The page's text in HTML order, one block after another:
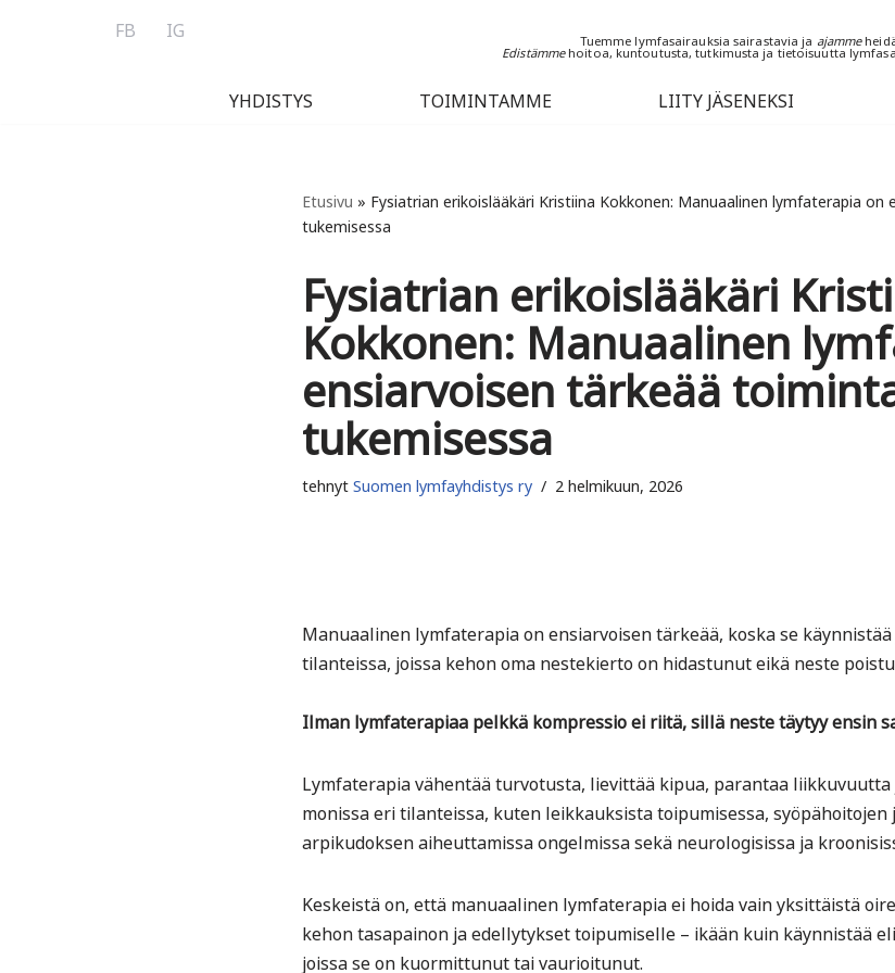
FB IG Tuemme lymfasairauksia sairastavia ja ajamme
Edistämmehoitoa, kuntoutusta, tutkimusta ja tietoisuutta
YHDISTYS TOIMINTAMME LIITY JÄSENEKSI
Etusivu » Fysiatrian erikoislääkäri Kristiina Kokkonen: Manuaalinen lymfaterapia
tukemisessa
Fysiatrian erikoislääkäri
Kokkonen: Manuaalinen
ensiarvoisen tärkeää
tukemisessa
tehnyt Suomen lymfayhdistys ry 2 helmikuun, 2026
Manuaalinen lymfaterapia on ensiarvoisen tärkeää, koska se
tilanteissa, joissa kehon oma nestekierto on hidastunut eikä neste
Ilman lymfaterapiaa pelkkä kompressio ei riitä, sillä neste täytyy ensin
Lymfaterapia vähentää turvotusta, lievittää kipua, parantaa
monissa eri tilanteissa, kuten leikkauksista toipumisessa,
arpikudoksen aiheuttamissa ongelmissa sekä neurologisissa ja
Keskeistä on, että manuaalinen lymfaterapia ei hoida vain yksittäistä
kehon tasapainon ja edellytykset toipumiselle – ikään kuin käynnistää
joissa se on kuormittunut tai vaurioitunut.